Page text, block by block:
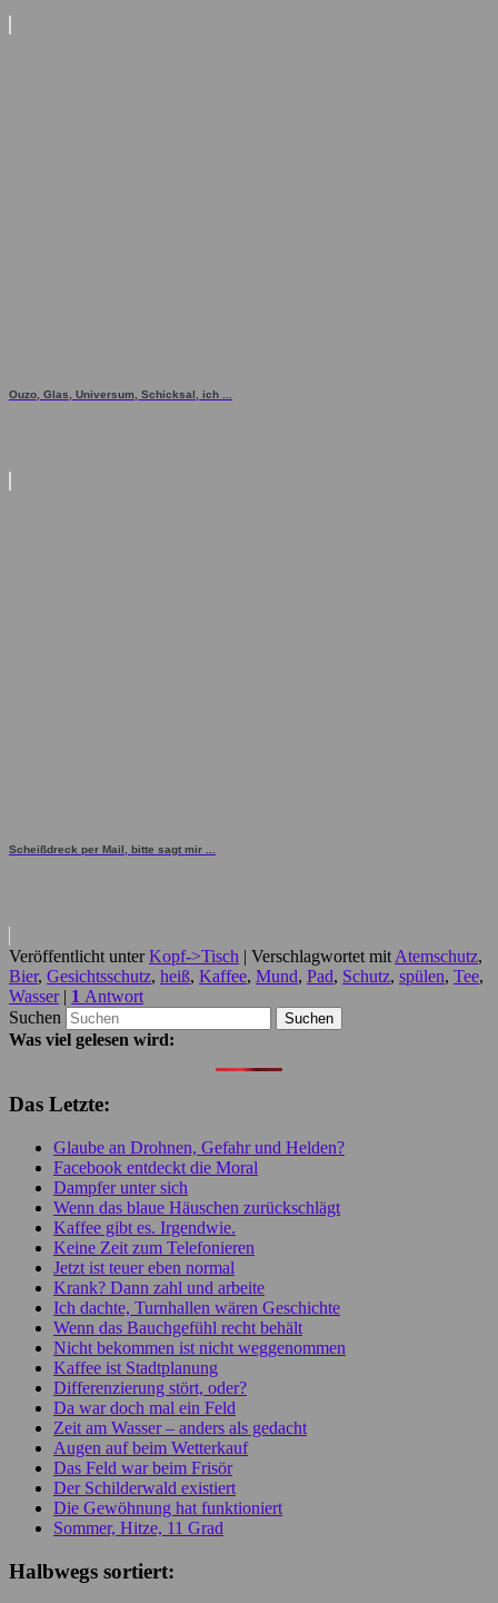
Ouzo, Glas, Universum, Schicksal, ich ...
Scheißdreck per Mail, bitte sagt mir ...
Veröffentlicht unter Kopf->Tisch | Verschlagwortet mit Atemschutz,
Bier, Gesichtsschutz, heiß, Kaffee, Mund, Pad, Schutz, spülen, Tee,
Wasser | 1 Antwort
Suchen
Was viel gelesen wird:
Das Letzte:
Glaube an Drohnen, Gefahr und Helden?
Facebook entdeckt die Moral
Dampfer unter sich
Wenn das blaue Häuschen zurückschlägt
Kaffee gibt es. Irgendwie.
Keine Zeit zum Telefonieren
Jetzt ist teuer eben normal
Krank? Dann zahl und arbeite
Ich dachte, Turnhallen wären Geschichte
Wenn das Bauchgefühl recht behält
Nicht bekommen ist nicht weggenommen
Kaffee ist Stadtplanung
Differenzierung stört, oder?
Da war doch mal ein Feld
Zeit am Wasser – anders als gedacht
Augen auf beim Wetterkauf
Das Feld war beim Frisör
Der Schilderwald existiert
Die Gewöhnung hat funktioniert
Sommer, Hitze, 11 Grad
Halbwegs sortiert: